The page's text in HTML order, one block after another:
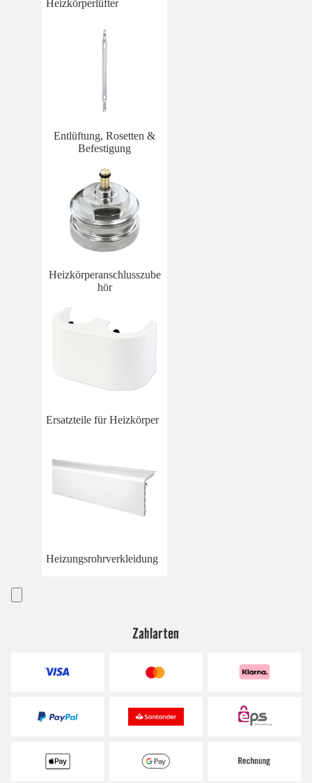
Heizkörperlüfter
Entlüftung, Rosetten &
Befestigung
Heizkörperanschlusszube
hör
Ersatzteile für Heizkörper
Heizungsrohrverkleidung
Zahlarten